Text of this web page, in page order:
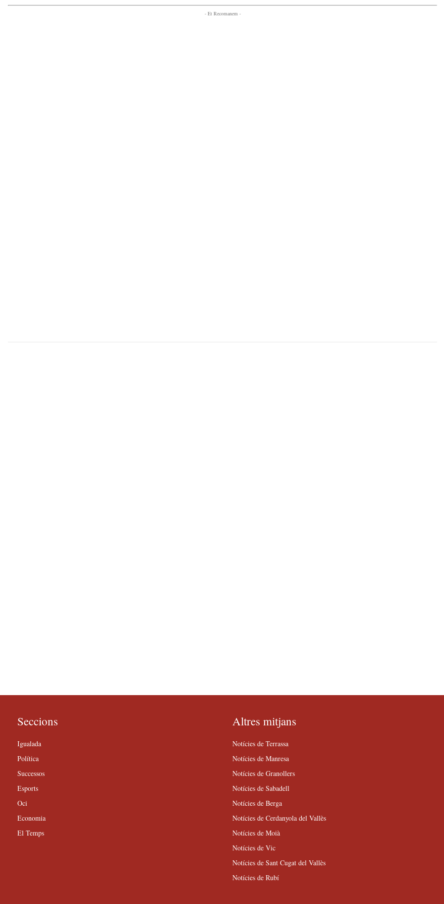
- Et Recomanem -
Seccions
Igualada
Política
Successos
Esports
Oci
Economia
El Temps
Altres mitjans
Notícies de Terrassa
Notícies de Manresa
Notícies de Granollers
Notícies de Sabadell
Notícies de Berga
Notícies de Cerdanyola del Vallès
Notícies de Moià
Notícies de Vic
Notícies de Sant Cugat del Vallès
Notícies de Rubí